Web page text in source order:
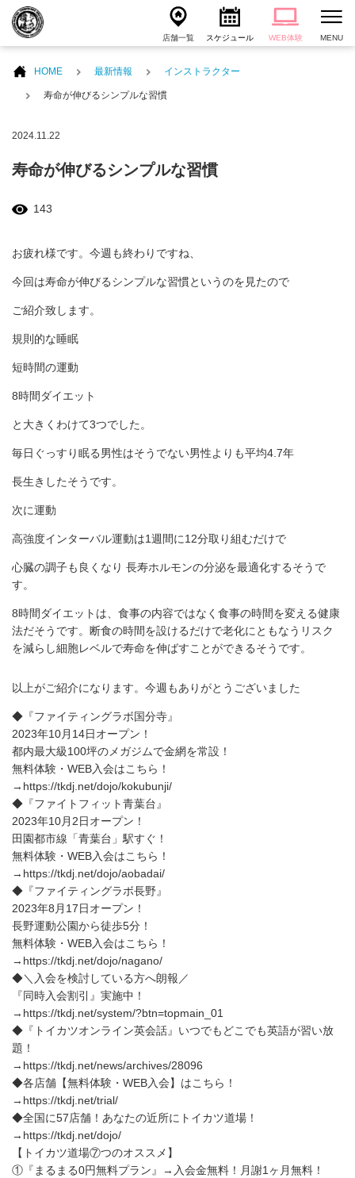
店舗一覧 スケジュール WEB体験 MENU
HOME 最新情報 インストラクター
寿命が伸びるシンプルな習慣
2024.11.22
寿命が伸びるシンプルな習慣
143
お疲れ様です。今週も終わりですね、
今回は寿命が伸びるシンプルな習慣というのを見たので
ご紹介致します。
規則的な睡眠
短時間の運動
8時間ダイエット
と大きくわけて3つでした。
毎日ぐっすり眠る男性はそうでない男性よりも平均4.7年
長生きしたそうです。
次に運動
高強度インターバル運動は1週間に12分取り組むだけで
心臓の調子も良くなり 長寿ホルモンの分泌を最適化するそうで
す。
8時間ダイエットは、食事の内容ではなく食事の時間を変える健康
法だそうです。断食の時間を設けるだけで老化にともなうリスク
を減らし細胞レベルで寿命を伸ばすことができるそうです。
以上がご紹介になります。今週もありがとうございました
◆『ファイティングラボ国分寺』
2023年10月14日オープン！
都内最大級100坪のメガジムで金網を常設！
無料体験・WEB入会はこちら！
→https://tkdj.net/dojo/kokubunji/
◆『ファイトフィット青葉台』
2023年10月2日オープン！
田園都市線「青葉台」駅すぐ！
無料体験・WEB入会はこちら！
→https://tkdj.net/dojo/aobadai/
◆『ファイティングラボ長野』
2023年8月17日オープン！
長野運動公園から徒歩5分！
無料体験・WEB入会はこちら！
→https://tkdj.net/dojo/nagano/
◆＼入会を検討している方へ朗報／
『同時入会割引』実施中！
→https://tkdj.net/system/?btn=topmain_01
◆『トイカツオンライン英会話』いつでもどこでも英語が習い放
題！
→https://tkdj.net/news/archives/28096
◆各店舗【無料体験・WEB入会】はこちら！
→https://tkdj.net/trial/
◆全国に57店舗！あなたの近所にトイカツ道場！
→https://tkdj.net/dojo/
【トイカツ道場⑦つのオススメ】
①『まるまる0円無料プラン』→入会金無料！月謝1ヶ月無料！